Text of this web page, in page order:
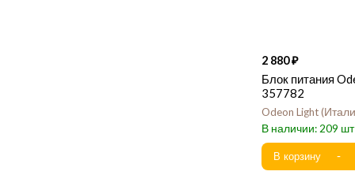
2 880
Блок питания
357782
Odeon Light
209